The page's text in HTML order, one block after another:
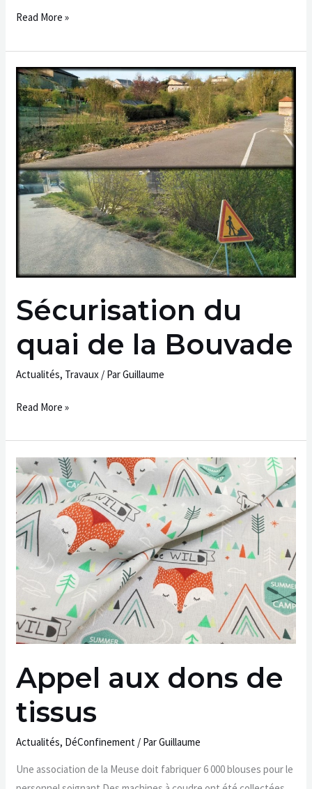
Read More »
Sécurisation du
quai de la Bouvade
Actualités, Travaux / ParGuillaume
Sécurisation
du
quai
de
la
Bouvade
Read More »
Appel aux dons de
tissus
Actualités, DéConfinement / ParGuillaume
Une association de la Meuse doit fabriquer 6 000 blouses pour le
Appel
aux
dons
de
tissus